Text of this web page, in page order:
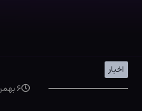
اخبار
۶ بهمن ۹۹